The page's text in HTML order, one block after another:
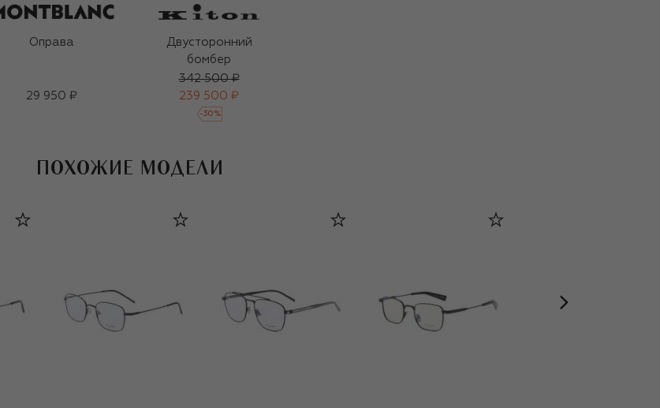
Оправа
29 950 ₽
Двусторонний
бомбер
342 500 ₽
239 500 ₽
-30 %
ПОХОЖИЕ МОДЕЛИ